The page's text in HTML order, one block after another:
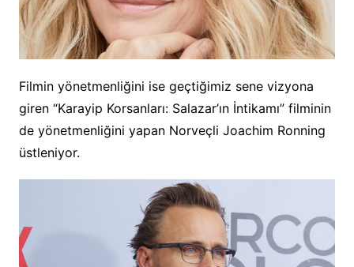
Filmin yönetmenliğini ise geçtiğimiz sene vizyona
giren “Karayip Korsanları: Salazar’ın İntikamı” filminin
de yönetmenliğini yapan Norveçli Joachim Ronning
üstleniyor.